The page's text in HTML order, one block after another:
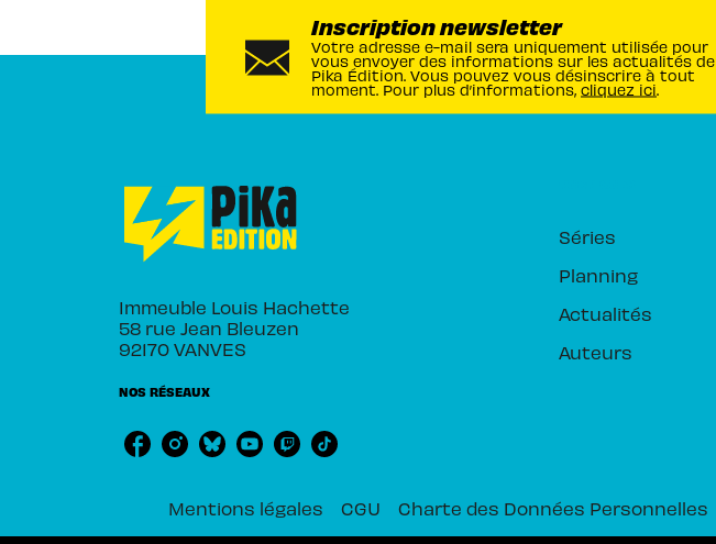
Inscription newsletter
Votre adresse e-mail sera uniquement utilisée pour
vous envoyer des informations sur les actualités de
Pika Édition. Vous pouvez vous désinscrire à tout
moment. Pour plus d’informations, cliquez ici.
Immeuble Louis Hachette
58 rue Jean Bleuzen
92170 VANVES
NOS RÉSEAUX
Séries
Planning
Actualités
Auteurs
Mentions légales CGU Charte des Données Personnelles